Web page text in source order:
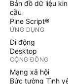
Bản đồ dữ liệu
cầu
Pine Script®
ỨNG DỤNG
Di động
Desktop
CỘNG ĐỒNG
Mạng xã hội
Bức tường Tình